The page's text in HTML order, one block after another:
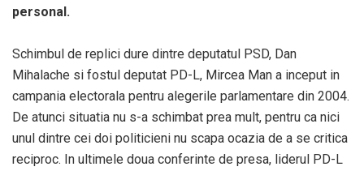
personal.
Schimbul de replici dure dintre deputatul PSD, Dan
Mihalache si fostul deputat PD-L, Mircea Man a inceput in
campania electorala pentru alegerile parlamentare din 2004.
De atunci situatia nu s-a schimbat prea mult, pentru ca nici
unul dintre cei doi politicieni nu scapa ocazia de a se critica
reciproc. In ultimele doua conferinte de presa, liderul PD-L